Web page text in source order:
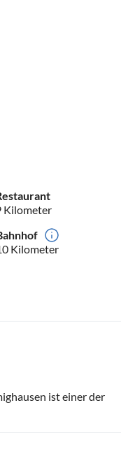
Kilometer
Kilometer
ist einer der